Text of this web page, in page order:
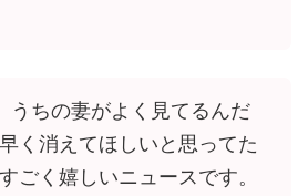
うちの妻がよく見てるんだ
く消えてほしいと思ってた
ごく嬉しいニュースです。